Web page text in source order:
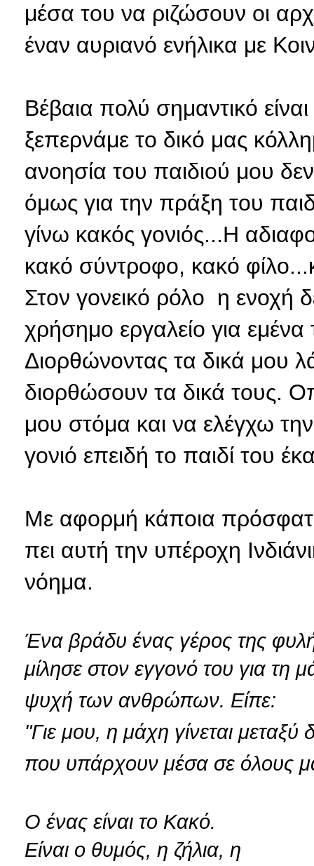
μέσα του να ριζώσουν οι
έναν αυριανό ενήλικα με
Βέβαια πολύ σημαντικό
ξεπερνάμε το δικό μας
ανοησία του παιδιού μου
όμως για την πράξη του
γίνω κακός γονιός...Η
κακό σύντροφο, κακό
Στον γονεικό ρόλο η ενοχή
χρήσημο εργαλείο για εμένα
Διορθώνοντας τα δικά μου
διορθώσουν τα δικά τους.
μου στόμα και να ελέγχω
γονιό επειδή το παιδί του
Με αφορμή κάποια
πει αυτή την υπέροχη
νόημα.
Ένα βράδυ ένας γέρος της
μίλησε στον εγγονό του για τη
ψυχή των ανθρώπων. Είπε:
"Γιε μου, η μάχη γίνεται
που υπάρχουν μέσα σε όλους
Ο ένας είναι το Κακό.
Είναι ο θυμός, η ζήλια, η